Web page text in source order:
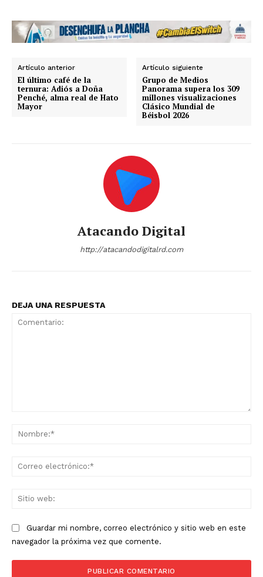
Artículo anterior
El último café de la
ternura: Adiós a Doña
Penché, alma real de Hato
Mayor
Artículo siguiente
Grupo de Medios
Panorama supera los 309
millones visualizaciones
Clásico Mundial de
Béisbol 2026
Atacando Digital
http://atacandodigitalrd.com
DEJA UNA RESPUESTA
Guardar mi nombre, correo electrónico y sitio web en este
navegador la próxima vez que comente.